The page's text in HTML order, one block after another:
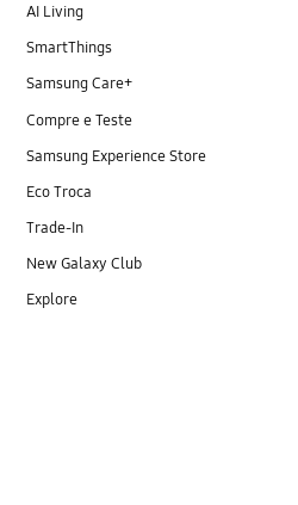
AI Living
SmartThings
Samsung Care+
Compre e Teste
Samsung Experience Store
Eco Troca
Trade-In
New Galaxy Club
Explore